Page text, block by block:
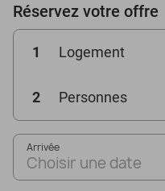
Réservez votre offre
1 Logement
2 Personnes
Arrivée
Choisir une date